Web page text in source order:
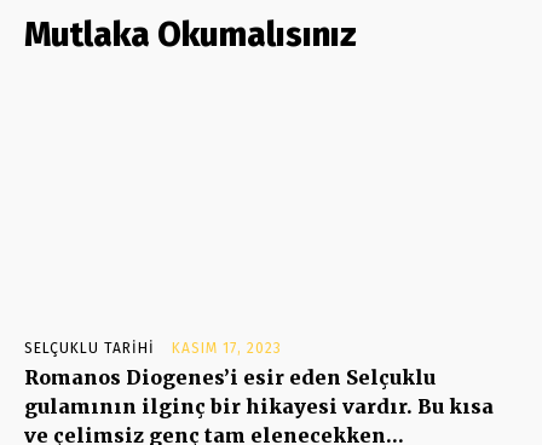
Mutlaka Okumalısınız
SELÇUKLU TARIHI KASIM 17, 2023
Romanos Diogenes’i esir eden Selçuklu
gulamının ilginç bir hikayesi vardır. Bu kısa
ve çelimsiz genç tam elenecekken…